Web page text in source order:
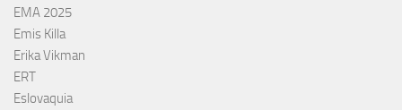
EMA 2025
Emis Killa
Erika Vikman
ERT
Eslovaquia